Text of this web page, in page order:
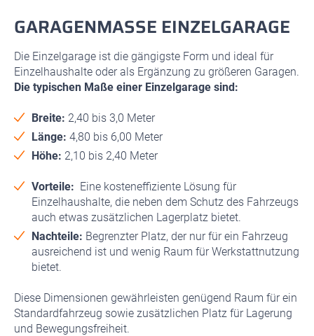
GARAGENMASSE EINZELGARAGE
Die Einzelgarage ist die gängigste Form und ideal für
Einzelhaushalte oder als Ergänzung zu größeren Garagen.
Die typischen Maße einer Einzelgarage sind:
Breite: 2,40 bis 3,0 Meter
Länge: 4,80 bis 6,00 Meter
Höhe: 2,10 bis 2,40 Meter
Vorteile: Eine kosteneffiziente Lösung für
Einzelhaushalte, die neben dem Schutz des Fahrzeugs
auch etwas zusätzlichen Lagerplatz bietet.
Nachteile: Begrenzter Platz, der nur für ein Fahrzeug
ausreichend ist und wenig Raum für Werkstattnutzung
bietet.
Diese Dimensionen gewährleisten genügend Raum für ein
Standardfahrzeug sowie zusätzlichen Platz für Lagerung
und Bewegungsfreiheit.